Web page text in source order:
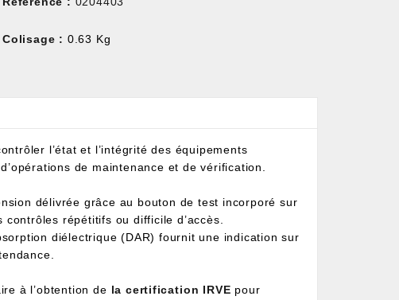
Colisage : 0.63 Kg
l’état et l’intégrité des équipements
de maintenance et de vérification.
délivrée grâce au bouton de test incorporé sur
répétitifs ou difficile d’accès.
diélectrique (DAR) fournit une indication sur
à l’obtention de la certification IRVE pour